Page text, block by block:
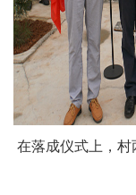
在落成仪式上，村